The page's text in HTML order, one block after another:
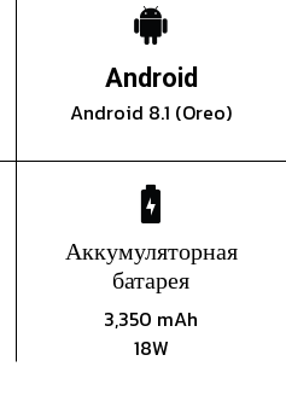
Android
Android 8.1 (Oreo)
Аккумуляторная
батарея
3,350 mAh
18W